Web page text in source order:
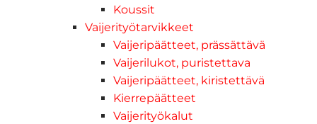
Koussit
Vaijerityötarvikkeet
Vaijeripäätteet, prässättävä
Vaijerilukot, puristettava
Vaijeripäätteet, kiristettävä
Kierrepäätteet
Vaijerityökalut